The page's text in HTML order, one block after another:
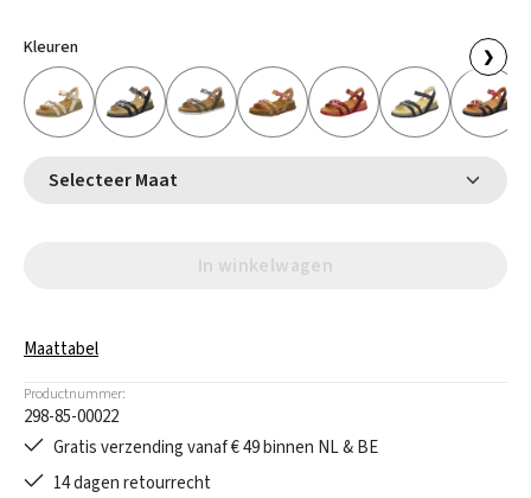
Kleuren ❯
Selecteer Maat
In winkelwagen
Maattabel
Productnummer:
298-85-00022
Gratis verzending vanaf € 49 binnen NL & BE
14 dagen retourrecht